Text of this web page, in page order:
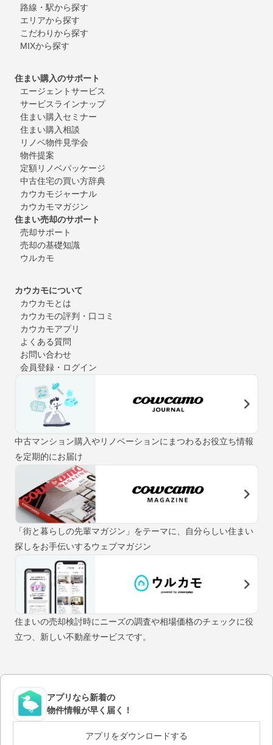
路線・駅から探す
エリアから探す
こだわりから探す
MIXから探す
住まい購入のサポート
エージェントサービス
サービスラインナップ
住まい購入セミナー
住まい購入相談
リノベ物件見学会
物件提案
定額リノベパッケージ
中古住宅の買い方辞典
カウカモジャーナル
カウカモマガジン
住まい売却のサポート
売却サポート
売却の基礎知識
ウルカモ
カウカモについて
カウカモとは
カウカモの評判・口コミ
カウカモアプリ
よくある質問
お問い合わせ
会員登録・ログイン
中古マンション購入やリノベーションにまつわるお役立ち情報
を定期的にお届け
「街と暮らしの先輩マガジン」をテーマに、自分らしい住まい
探しをお手伝いするウェブマガジン
住まいの売却検討時にニーズの調査や相場価格のチェックに役
立つ、新しい不動産サービスです。
アプリなら新着の
物件情報が早く届く！
アプリをダウンロードする